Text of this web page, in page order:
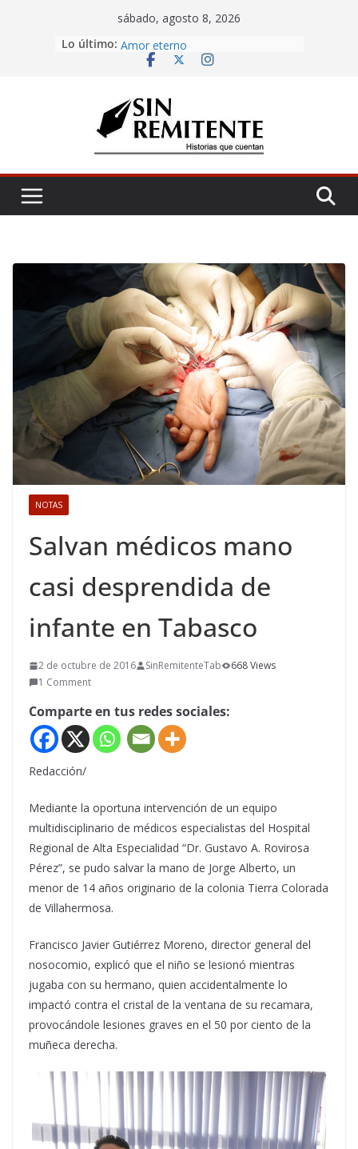
sábado, agosto 8, 2026
Lo último: Misa de 12
Amor eterno
La Carta
NOTAS
Salvan médicos mano
casi desprendida de
infante en Tabasco
2 de octubre de 2016 SinRemitenteTab
668 Views
1 Comment
Comparte en tus redes sociales:
Redacción/
Mediante la oportuna intervención de un equipo
multidisciplinario de médicos especialistas del Hospital
Regional de Alta Especialidad “Dr. Gustavo A. Rovirosa
Pérez”, se pudo salvar la mano de Jorge Alberto, un
menor de 14 años originario de la colonia Tierra Colorada
de Villahermosa.
Francisco Javier Gutiérrez Moreno, director general del
nosocomio, explicó que el niño se lesionó mientras
jugaba con su hermano, quien accidentalmente lo
impactó contra el cristal de la ventana de su recamara,
provocándole lesiones graves en el 50 por ciento de la
muñeca derecha.